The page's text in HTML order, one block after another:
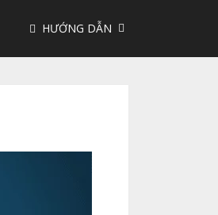
HƯỚNG DẪN